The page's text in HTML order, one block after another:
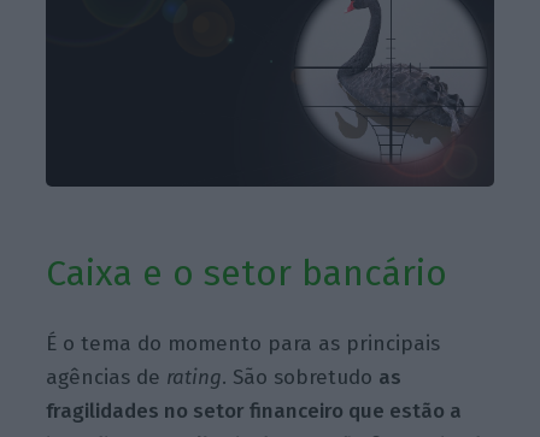
Caixa e o setor bancário
É o tema do momento para as principais
agências de rating. São sobretudo as
fragilidades no setor financeiro que estão a